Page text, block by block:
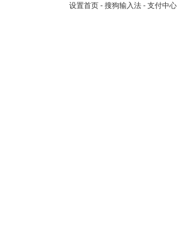
设置首页 - 搜狗输入法 - 支付中心